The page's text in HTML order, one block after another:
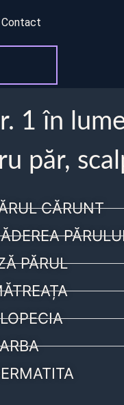
Contact
1 în
păr,
CĂRUNT
PĂRUL